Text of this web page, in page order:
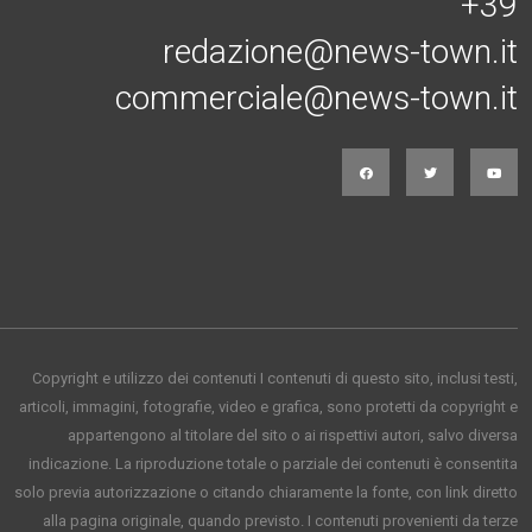
redazione@news-town.it
commerciale@news-town.it
Copyright e utilizzo dei contenuti I contenuti di questo sito, inclusi testi,
articoli, immagini, fotografie, video e grafica, sono protetti da copyright e
appartengono al titolare del sito o ai rispettivi autori, salvo diversa
indicazione. La riproduzione totale o parziale dei contenuti è consentita
solo previa autorizzazione o citando chiaramente la fonte, con link diretto
alla pagina originale, quando previsto. I contenuti provenienti da terze